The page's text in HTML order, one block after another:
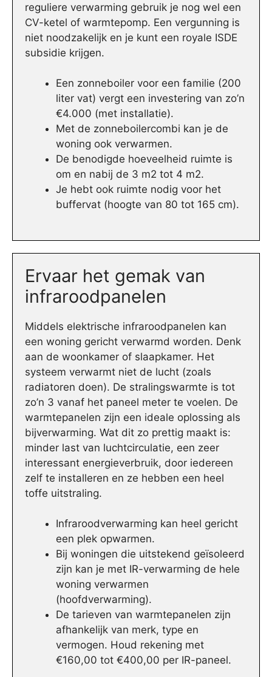
reguliere verwarming gebruik je nog wel een
CV-ketel of warmtepomp. Een vergunning is
niet noodzakelijk en je kunt een royale ISDE
subsidie krijgen.
Een zonneboiler voor een familie (200
liter vat) vergt een investering van zo’n
€4.000 (met installatie).
Met de zonneboilercombi kan je de
woning ook verwarmen.
De benodigde hoeveelheid ruimte is
om en nabij de 3 m2 tot 4 m2.
Je hebt ook ruimte nodig voor het
buffervat (hoogte van 80 tot 165 cm).
Ervaar het gemak van
infraroodpanelen
Middels elektrische infraroodpanelen kan
een woning gericht verwarmd worden. Denk
aan de woonkamer of slaapkamer. Het
systeem verwarmt niet de lucht (zoals
radiatoren doen). De stralingswarmte is tot
zo’n 3 vanaf het paneel meter te voelen. De
warmtepanelen zijn een ideale oplossing als
bijverwarming. Wat dit zo prettig maakt is:
minder last van luchtcirculatie, een zeer
interessant energieverbruik, door iedereen
zelf te installeren en ze hebben een heel
toffe uitstraling.
Infraroodverwarming kan heel gericht
een plek opwarmen.
Bij woningen die uitstekend geïsoleerd
zijn kan je met IR-verwarming de hele
woning verwarmen
(hoofdverwarming).
De tarieven van warmtepanelen zijn
afhankelijk van merk, type en
vermogen. Houd rekening met
€160,00 tot €400,00 per IR-paneel.